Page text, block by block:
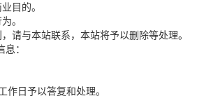
目的。
。
请与本站联系，本站将予以删除等处理。
：
作日予以答复和处理。